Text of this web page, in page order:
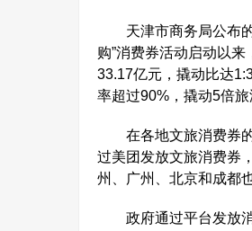
天津市商务局公布的
购”消费券活动启动以
33.17亿元，撬动比达
率超过90%，撬动5倍
在各地文旅消费券的
过美团发放文旅消费券
州、广州、北京和成都
政府通过平台发放消